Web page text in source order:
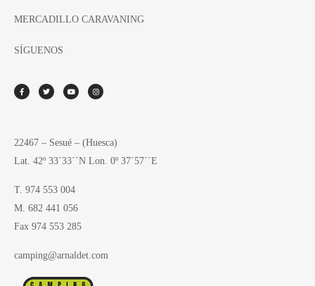
MERCADILLO CARAVANING
SÍGUENOS
22467 – Sesué – (Huesca)
Lat. 42º 33´33´´N Lon. 0º 37´57´´E
T. 974 553 004
M. 682 441 056
Fax 974 553 285
camping@arnaldet.com